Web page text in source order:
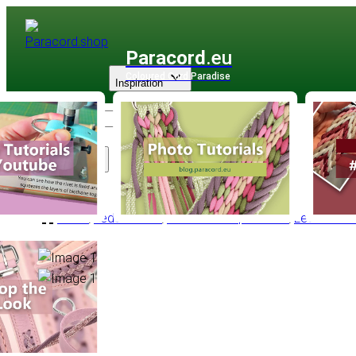
Paracord .eu
Coloured Cord Paradise
Sortiment
Inspiration
Leder/Lederschnur/Lederschnur |1 - 6 mm